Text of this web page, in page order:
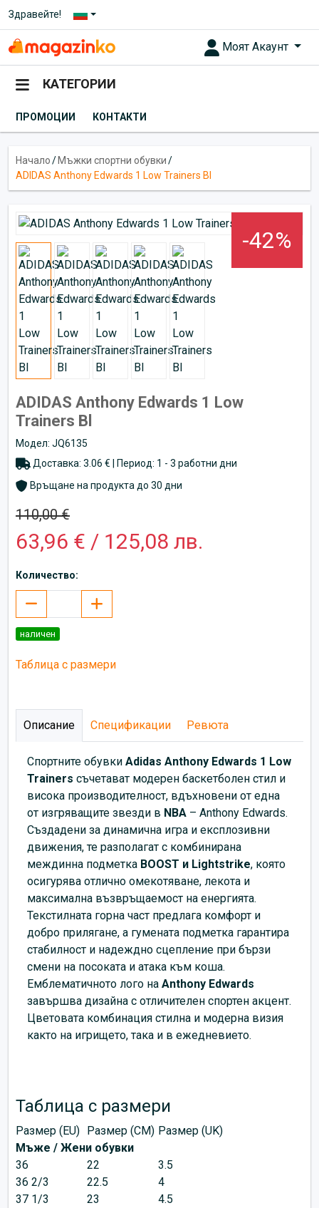
Здравейте!
Моят Акаунт
КАТЕГОРИИ
ПРОМОЦИИ КОНТАКТИ
Начало/ Мъжки спортни обувки/
ADIDAS Anthony Edwards 1 Low Trainers Bl
-42%
ADIDAS Anthony Edwards 1 Low
Trainers Bl
Модел: JQ6135
Доставка: 3.06 € | Период: 1 - 3 работни дни
Връщане на продукта до 30 дни
110,00 €
63,96 € / 125,08 лв.
Количество:
наличен
Таблица с размери
Описание Спецификации Ревюта
Спортните обувки Аdidas Anthony Edwards 1 Low
Trainers съчетават модерен баскетболен стил и
висока производителност, вдъхновени от една
от изгряващите звезди в NBA – Anthony Edwards.
Създадени за динамична игра и експлозивни
движения, те разполагат с комбинирана
междинна подметка BOOST и Lightstrike, която
осигурява отлично омекотяване, лекота и
максимална възвръщаемост на енергията.
Текстилната горна част предлага комфорт и
добро прилягане, а гумената подметка гарантира
стабилност и надеждно сцепление при бързи
смени на посоката и атака към коша.
Емблематичното лого на Anthony Edwards
завършва дизайна с отличителен спортен акцент.
Цветовата комбинация стилна и модерна визия
както на игрището, така и в ежедневието.
Таблица с размери
Размер (EU) Размер (CM) Размер (UK)
Мъже / Жени обувки
36
22
3.5
36 2/3
22.5
4
37 1/3
23
4.5